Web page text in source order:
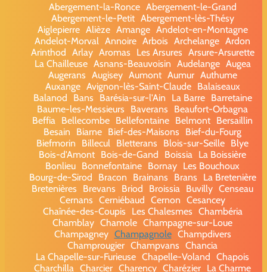
Abergement-la-Ronce Abergement-le-Grand
Abergement-le-Petit Abergement-lès-Thésy
Aiglepierre Alièze Amange Andelot-en-Montagne
Andelot-Morval Annoire Arbois Archelange Ardon
Arinthod Arlay Aromas Les Arsures Arsure-Arsurette
La Chailleuse Asnans-Beauvoisin Audelange Augea
Augerans Augisey Aumont Aumur Authume
Auxange Avignon-lès-Saint-Claude
Balaiseaux
Balanod
Bans Barésia-sur-l'Ain La Barre
Barretaine
Baume-les-Messieurs
Baverans
Beaufort-Orbagna
Beffia Bellecombe Bellefontaine Belmont Bersaillin
Besain
Biarne Bief-des-Maisons
Bief-du-Fourg
Biefmorin
Billecul Bletterans Blois-sur-Seille Blye
Bois-d'Amont Bois-de-Gand Boissia La Boissière
Bonlieu Bonnefontaine Bornay Les Bouchoux
Bourg-de-Sirod
Bracon Brainans Brans
La Bretenière
Bretenières
Brevans Briod Broissia Buvilly Censeau
Cernans Cerniébaud Cernon Cesancey
Chaînée-des-Coupis
Les Chalesmes Chambéria
Chamblay Chamole Champagne-sur-Loue
Champagney Champagnole Champdivers
Champrougier Champvans Chancia
La Chapelle-sur-Furieuse Chapelle-Voland Chapois
Charchilla Charcier Charency Charézier La Charme